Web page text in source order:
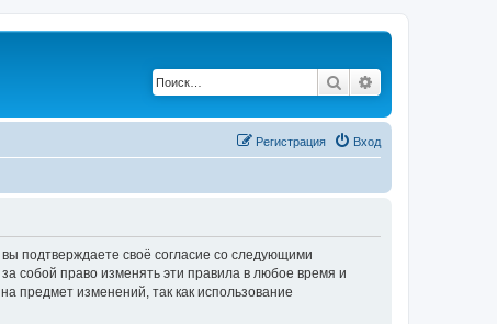
Поиск
Вход
Регистрация
подтверждаете своё согласие со следующими
собой право изменять эти правила в любое время и
предмет изменений, так как использование